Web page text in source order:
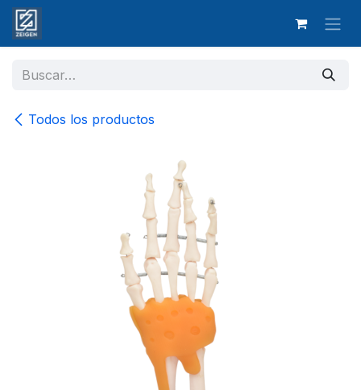
Ir al contenido
Todos los productos